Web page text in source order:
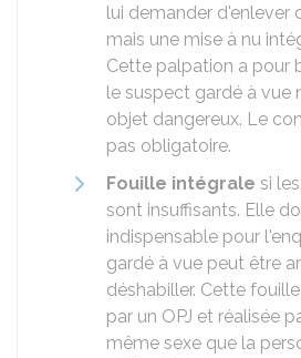
lui demander d'enlever
mais une mise à nu
Cette palpation a pour
le suspect gardé à vue
objet dangereux. Le
pas obligatoire.
Fouille intégrale si
sont insuffisants. Elle
indispensable pour
gardé à vue peut être
déshabiller. Cette
par un OPJ et réalisée
même sexe que la